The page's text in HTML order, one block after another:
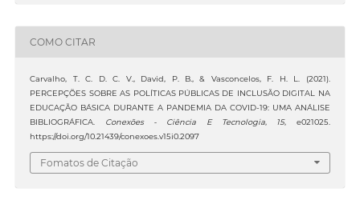
COMO CITAR
Carvalho, T. C. D. C. V., David, P. B., & Vasconcelos, F. H. L. (2021).
PERCEPÇÕES SOBRE AS POLÍTICAS PÚBLICAS DE INCLUSÃO DIGITAL NA
EDUCAÇÃO BÁSICA DURANTE A PANDEMIA DA COVID-19: UMA ANÁLISE
BIBLIOGRÁFICA.
Conexões - Ciência E Tecnologia, 15, e021025.
https://doi.org/10.21439/conexoes.v15i0.2097
Fomatos de Citação